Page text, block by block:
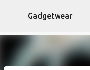
スキップし
Gadgetwear